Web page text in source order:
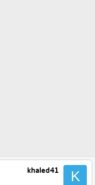
K
khaled41